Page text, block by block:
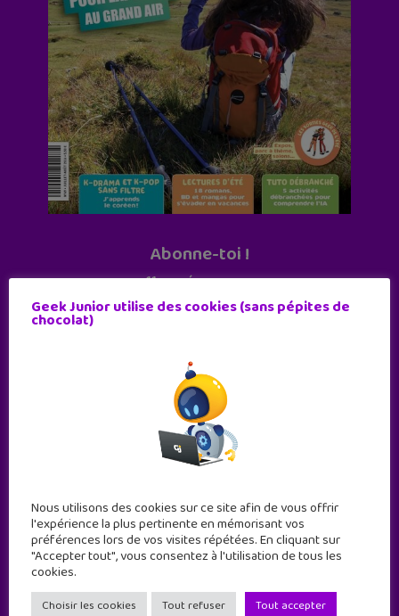
Abonne-toi !
11 numéros par an
Geek Junior est le premier site de culture numérique
à destination des adolescents.
Geek Junior utilise des cookies (sans pépites de
chocolat)
Nous utilisons des cookies sur ce site afin de vous offrir
l'expérience la plus pertinente en mémorisant vos
préférences lors de vos visites répétées. En cliquant sur
"Accepter tout", vous consentez à l'utilisation de tous les
cookies.
Choisir les cookies Tout refuser Tout accepter